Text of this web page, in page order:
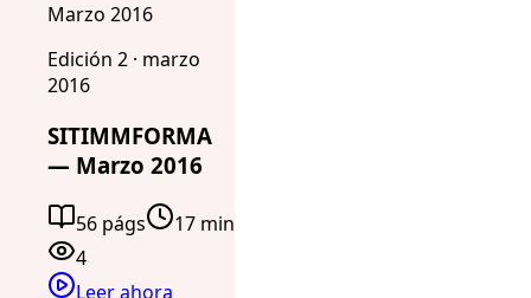
Marzo 2016
Edición 2 · marzo
2016
SITIMMFORMA
— Marzo 2016
56 págs
17 min
4
Leer ahora